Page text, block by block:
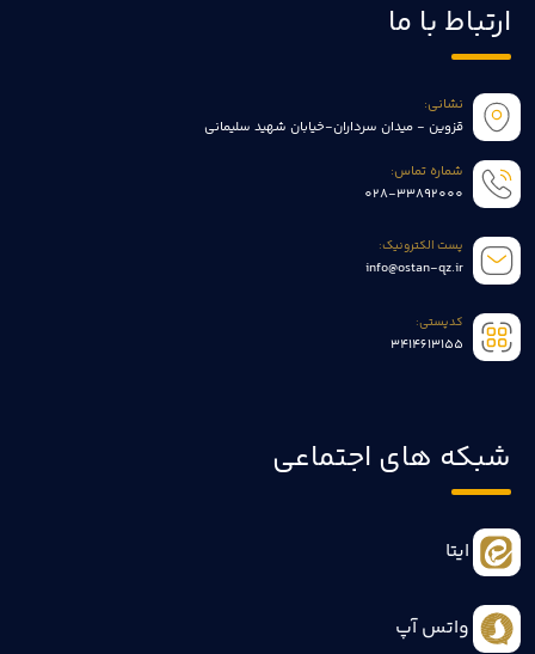
ارتباط با ما
نشانی:
قزوین - میدان سرداران-خیابان شهید سلیمانی
شماره تماس:
028-33892000
پست الکترونیک:
info@ostan-qz.ir
کدپستی:
3414613155
شبکه های اجتماعی
ایتا
واتس آپ